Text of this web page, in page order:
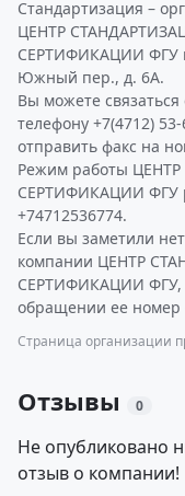
Стандартизация –
ЦЕНТР
СЕРТИФИКАЦИИ ФГУ
Южный пер., д. 6А.
Вы можете
телефону +7(4712)
отправить факс на
Режим работы
СЕРТИФИКАЦИИ ФГУ
+74712536774.
Если вы заметили
компании ЦЕНТР
СЕРТИФИКАЦИИ ФГУ,
обращении ее номер
Страница организации
Отзывы 0
Не опубликовано
отзыв о компании!